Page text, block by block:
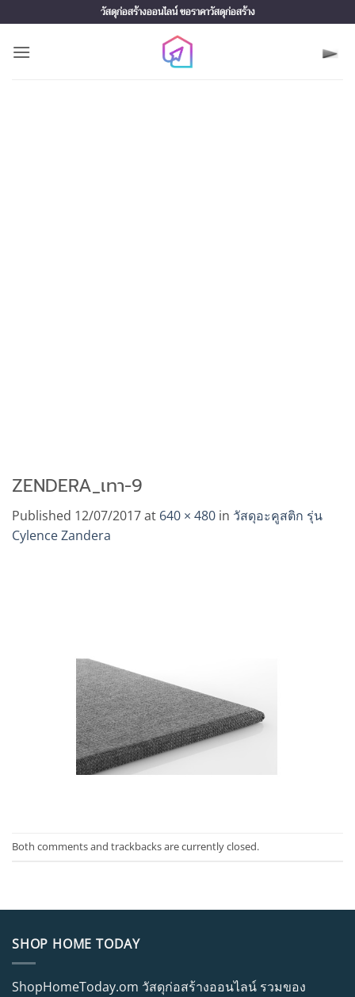
to
content
วัสดุก่อสร้างออนไลน์ ขอราคาวัสดุก่อสร้าง
ZENDERA_เทา-9
Published 12/07/2017at 640 × 480 in วัสดุอะคูสติก รุ่น
Cylence Zandera
Both comments and trackbacks are currently closed.
SHOP HOME TODAY
ShopHomeToday.om วัสดุก่อสร้างออนไลน์ รวมของ